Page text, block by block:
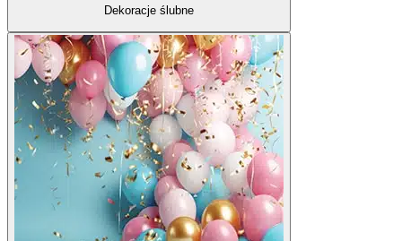
Dekoracje ślubne